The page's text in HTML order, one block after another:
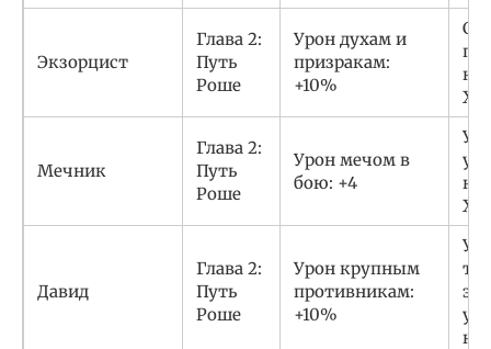
Экзорцист
Глава 2:
Путь
Роше
Урон духам и
призракам:
+10%
Мечник
Глава 2:
Путь
Роше
Урон мечом в
бою: +4
Давид
Глава 2:
Путь
Роше
Урон крупным
противникам:
+10%